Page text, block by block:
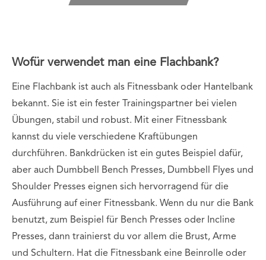
Wofür verwendet man eine Flachbank?
Eine Flachbank ist auch als Fitnessbank oder Hantelbank
bekannt. Sie ist ein fester Trainingspartner bei vielen
Übungen, stabil und robust. Mit einer Fitnessbank
kannst du viele verschiedene Kraftübungen
durchführen. Bankdrücken ist ein gutes Beispiel dafür,
aber auch Dumbbell Bench Presses, Dumbbell Flyes und
Shoulder Presses eignen sich hervorragend für die
Ausführung auf einer Fitnessbank. Wenn du nur die Bank
benutzt, zum Beispiel für Bench Presses oder Incline
Presses, dann trainierst du vor allem die Brust, Arme
und Schultern. Hat die Fitnessbank eine Beinrolle oder